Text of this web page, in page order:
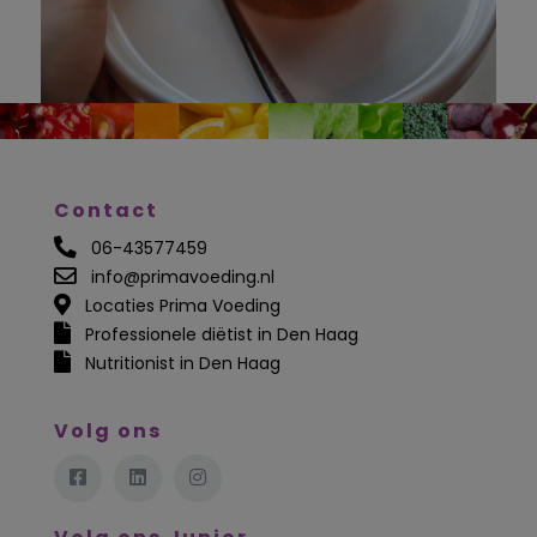
Contact
06-43577459
info@primavoeding.nl
Locaties Prima Voeding
Professionele diëtist in Den Haag
Nutritionist in Den Haag
Volg ons